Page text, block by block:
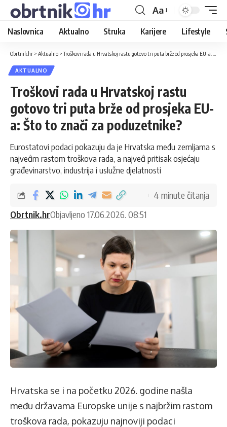
Aa
Naslovnica Aktualno Struka Karijere Lifestyle
Obrtnik.hr > Aktualno >Troškovi rada u Hrvatskoj rastu gotovo tri puta brže od prosjeka EU-a: Što to znači za poduzetnike?
AKTUALNO
Troškovi rada u Hrvatskoj rastu
gotovo tri puta brže od prosjeka EU-
a: Što to znači za poduzetnike?
Eurostatovi podaci pokazuju da je Hrvatska među zemljama s
najvećim rastom troškova rada, a najveći pritisak osjećaju
građevinarstvo, industrija i uslužne djelatnosti
Obrtnik.hrObjavljeno 17.06.2026. 08:51
4 minute čitanja
Hrvatska se i na početku 2026. godine našla
među državama Europske unije s najbržim rastom
troškova rada, pokazuju najnoviji podaci